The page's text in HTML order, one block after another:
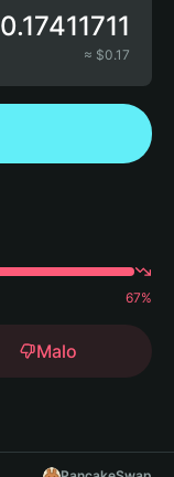
0.17411711
≈ $0.17
67%
Malo